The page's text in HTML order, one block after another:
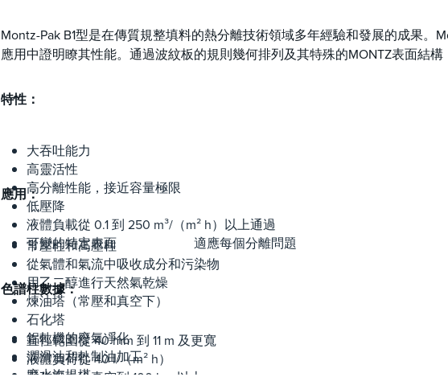
Montz-Pak B1型是在傳質規整填料的熱分離技術領域多年經驗和發展的成果。
應用中證明瞭其性能。通過波紋板的規則幾何排列及其特殊的MONTZ表面
特性：
大吞吐能力
高靈活性
高分離性能，接近容量極限
低壓降
液體負載從 0.1 到 250 m³/（m² h）以上通過
可變的特定表面 適應每個分離問題
應用：
常壓柱和高壓柱
從氣體和氣流中吸收成分和污染物
用乙二醇進行天然氣乾燥
煉油塔（常壓和真空下）
石化塔
鋁軋機的廢氣凈化
潤滑油和軋制油加工
色譜柱數據：
直徑範圍從 40 mm 到 11 m 及更寬
液體負荷從 40 l/（m² h）